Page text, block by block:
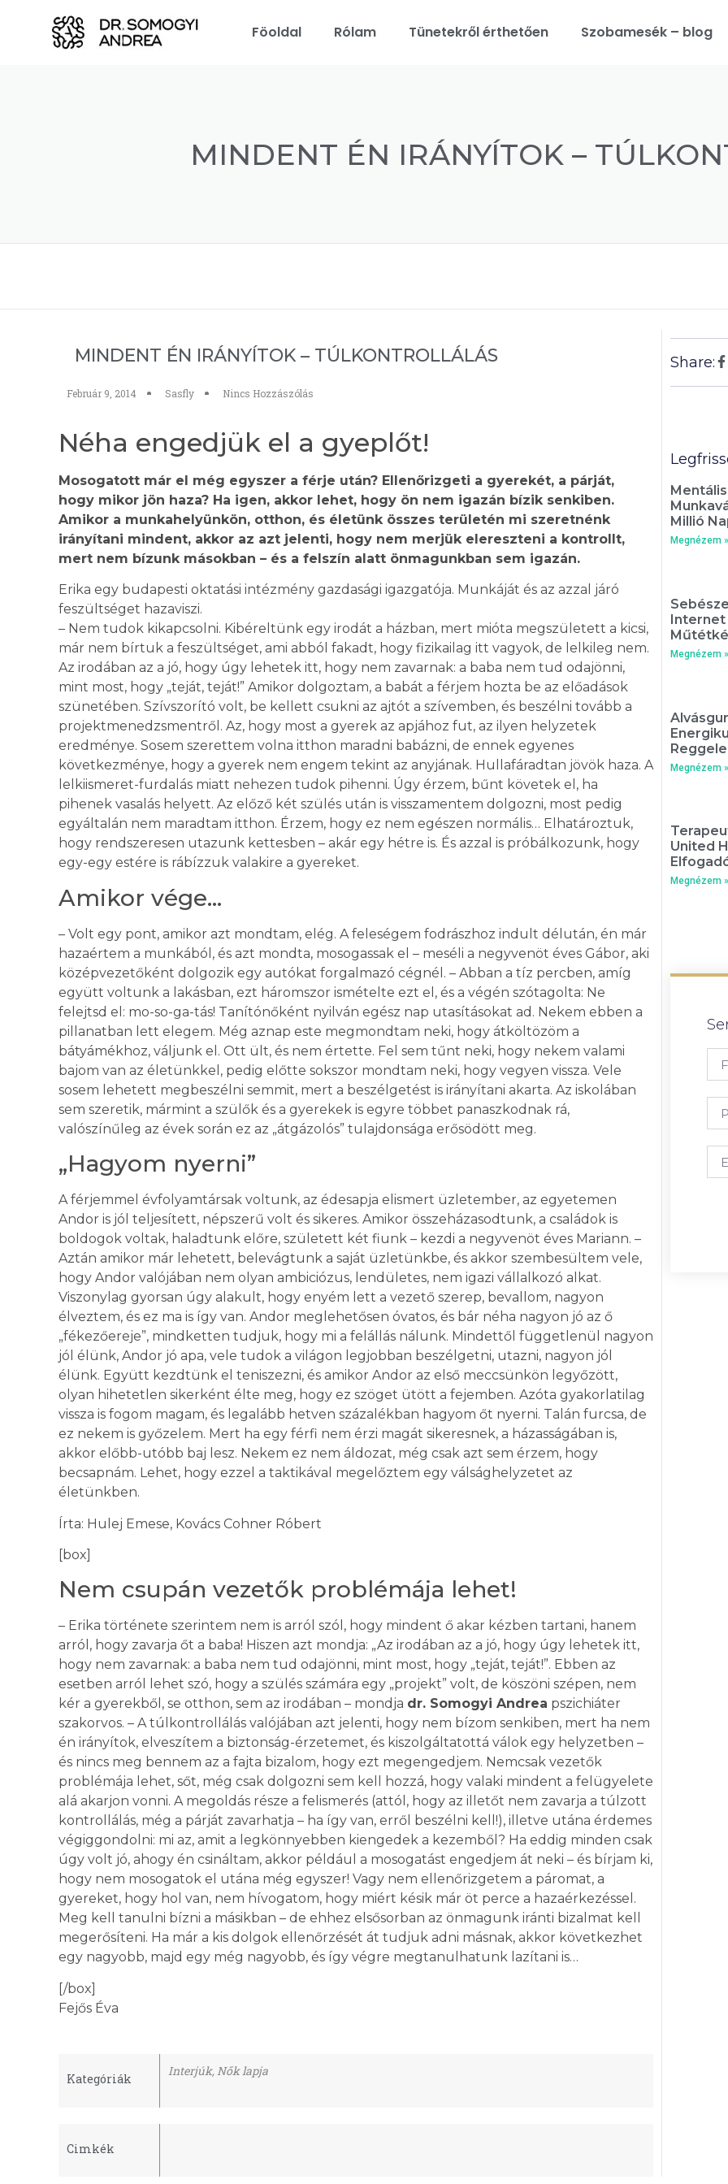
Föoldal Rólam Tünetekről érthetően Szobamesék – blog
MINDENT ÉN IRÁNYÍTOK –
MINDENT ÉN IRÁNYÍTOK – TÚLKONTROLLÁLÁS
Február 9, 2014 Sasfly Nincs Hozzászólás
Néha engedjük el a gyeplőt!
Mosogatott már el még egyszer a férje után? Ellenőrizgeti a gyerekét, a párját,
hogy mikor jön haza? Ha igen, akkor lehet, hogy ön nem igazán bízik senkiben.
Amikor a munkahelyünkön, otthon, és életünk összes területén mi szeretnénk
irányítani mindent, akkor az azt jelenti, hogy nem merjük elereszteni a kontrollt,
mert nem bízunk másokban – és a felszín alatt önmagunkban sem igazán.
Erika egy budapesti oktatási intézmény gazdasági igazgatója. Munkáját és az azzal járó
feszültséget hazaviszi.
– Nem tudok kikapcsolni. Kibéreltünk egy irodát a házban, mert mióta megszületett a kicsi,
már nem bírtuk a feszültséget, ami abból fakadt, hogy fizikailag itt vagyok, de lelkileg nem.
Az irodában az a jó, hogy úgy lehetek itt, hogy nem zavarnak: a baba nem tud odajönni,
mint most, hogy „teját, teját!” Amikor dolgoztam, a babát a férjem hozta be az előadások
szünetében. Szívszorító volt, be kellett csukni az ajtót a szívemben, és beszélni tovább a
projektmenedzsmentről. Az, hogy most a gyerek az apjához fut, az ilyen helyzetek
eredménye. Sosem szerettem volna itthon maradni babázni, de ennek egyenes
következménye, hogy a gyerek nem engem tekint az anyjának. Hullafáradtan jövök haza. A
lelkiismeret-furdalás miatt nehezen tudok pihenni. Úgy érzem, bűnt követek el, ha
pihenek vasalás helyett. Az előző két szülés után is visszamentem dolgozni, most pedig
egyáltalán nem maradtam itthon. Érzem, hogy ez nem egészen normális… Elhatároztuk,
hogy rendszeresen utazunk kettesben – akár egy hétre is. És azzal is próbálkozunk, hogy
egy-egy estére is rábízzuk valakire a gyereket.
Amikor vége…
– Volt egy pont, amikor azt mondtam, elég. A feleségem fodrászhoz indult délután, én már
hazaértem a munkából, és azt mondta, mosogassak el – meséli a negyvenöt éves Gábor, aki
középvezetőként dolgozik egy autókat forgalmazó cégnél. – Abban a tíz percben, amíg
együtt voltunk a lakásban, ezt háromszor ismételte ezt el, és a végén szótagolta: Ne
felejtsd el: mo-so-ga-tás! Tanítónőként nyilván egész nap utasításokat ad. Nekem ebben a
pillanatban lett elegem. Még aznap este megmondtam neki, hogy átköltözöm a
bátyámékhoz, váljunk el. Ott ült, és nem értette. Fel sem tűnt neki, hogy nekem valami
bajom van az életünkkel, pedig előtte sokszor mondtam neki, hogy vegyen vissza. Vele
sosem lehetett megbeszélni semmit, mert a beszélgetést is irányítani akarta. Az iskolában
sem szeretik, mármint a szülők és a gyerekek is egyre többet panaszkodnak rá,
valószínűleg az évek során ez az „átgázolós” tulajdonsága erősödött meg.
„Hagyom nyerni”
A férjemmel évfolyamtársak voltunk, az édesapja elismert üzletember, az egyetemen
Andor is jól teljesített, népszerű volt és sikeres. Amikor összeházasodtunk, a családok is
boldogok voltak, haladtunk előre, született két fiunk – kezdi a negyvenöt éves Mariann. –
Aztán amikor már lehetett, belevágtunk a saját üzletünkbe, és akkor szembesültem vele,
hogy Andor valójában nem olyan ambiciózus, lendületes, nem igazi vállalkozó alkat.
Viszonylag gyorsan úgy alakult, hogy enyém lett a vezető szerep, bevallom, nagyon
élveztem, és ez ma is így van. Andor meglehetősen óvatos, és bár néha nagyon jó az ő
„fékezőereje”, mindketten tudjuk, hogy mi a felállás nálunk. Mindettől függetlenül nagyon
jól élünk, Andor jó apa, vele tudok a világon legjobban beszélgetni, utazni, nagyon jól
élünk. Együtt kezdtünk el teniszezni, és amikor Andor az első meccsünkön legyőzött,
olyan hihetetlen sikerként élte meg, hogy ez szöget ütött a fejemben. Azóta gyakorlatilag
vissza is fogom magam, és legalább hetven százalékban hagyom őt nyerni. Talán furcsa, de
ez nekem is győzelem. Mert ha egy férfi nem érzi magát sikeresnek, a házasságában is,
akkor előbb-utóbb baj lesz. Nekem ez nem áldozat, még csak azt sem érzem, hogy
becsapnám. Lehet, hogy ezzel a taktikával megelőztem egy válsághelyzetet az
életünkben.
Írta: Hulej Emese, Kovács Cohner Róbert
[box]
Nem csupán vezetők problémája lehet!
– Erika története szerintem nem is arról szól, hogy mindent ő akar kézben tartani, hanem
arról, hogy zavarja őt a baba! Hiszen azt mondja: „Az irodában az a jó, hogy úgy lehetek itt,
hogy nem zavarnak: a baba nem tud odajönni, mint most, hogy „teját, teját!”. Ebben az
esetben arról lehet szó, hogy a szülés számára egy „projekt” volt, de köszöni szépen, nem
kér a gyerekből, se otthon, sem az irodában – mondja dr. Somogyi Andrea pszichiáter
szakorvos. – A túlkontrollálás valójában azt jelenti, hogy nem bízom senkiben, mert ha nem
én irányítok, elveszítem a biztonság-érzetemet, és kiszolgáltatottá válok egy helyzetben –
és nincs meg bennem az a fajta bizalom, hogy ezt megengedjem. Nemcsak vezetők
problémája lehet, sőt, még csak dolgozni sem kell hozzá, hogy valaki mindent a felügyelete
alá akarjon vonni. A megoldás része a felismerés (attól, hogy az illetőt nem zavarja a túlzott
kontrollálás, még a párját zavarhatja – ha így van, erről beszélni kell!), illetve utána érdemes
végiggondolni: mi az, amit a legkönnyebben kiengedek a kezemből? Ha eddig minden csak
úgy volt jó, ahogy én csináltam, akkor például a mosogatást engedjem át neki – és bírjam ki,
hogy nem mosogatok el utána még egyszer! Vagy nem ellenőrizgetem a páromat, a
gyereket, hogy hol van, nem hívogatom, hogy miért késik már öt perce a hazaérkezéssel.
Meg kell tanulni bízni a másikban – de ehhez elsősorban az önmagunk iránti bizalmat kell
megerősíteni. Ha már a kis dolgok ellenőrzését át tudjuk adni másnak, akkor következhet
egy nagyobb, majd egy még nagyobb, és így végre megtanulhatunk lazítani is…
[/box]
Fejős Éva
Kategóriák
Interjúk,Nők lapja
Cimkék
Share:
Millió
Megnézem
Internet
Megnézem
Megnézem
United
Megnézem